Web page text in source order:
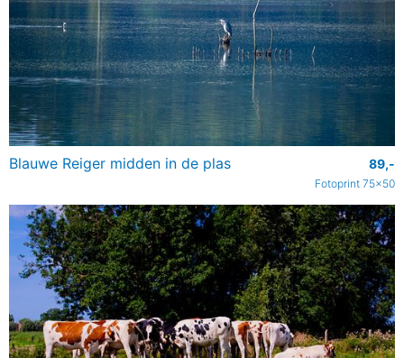
Blauwe Reiger midden in de plas 89,-
Fotoprint 75x50